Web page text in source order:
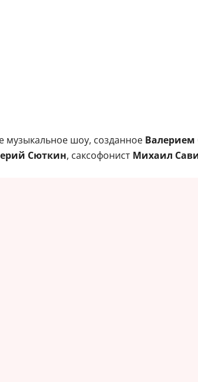
музыкальное шоу, созданное
Сюткин, саксофонист Михаил